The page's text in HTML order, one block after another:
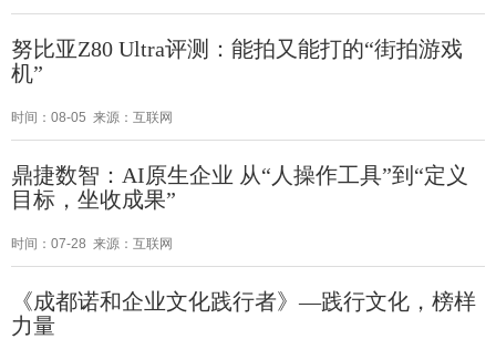
努比亚Z80 Ultra评测：能拍又能打的“街拍游戏
机”
时间：08-05 来源：互联网
鼎捷数智：AI原生企业 从“人操作工具”到“定义
目标，坐收成果”
时间：07-28 来源：互联网
《成都诺和企业文化践行者》—践行文化，榜样
力量